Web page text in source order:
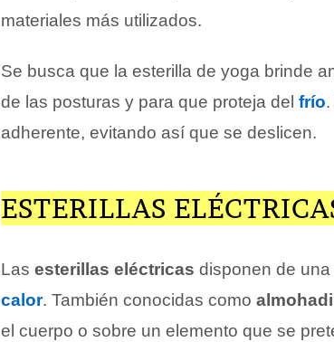
materiales más utilizados.
Se busca que la esterilla de yoga brinde
de las posturas y para que proteja del frío
adherente, evitando así que se deslicen.
ESTERILLAS
Las esterillas eléctricas disponen de una
calor. También conocidas como
el cuerpo o sobre un elemento que se